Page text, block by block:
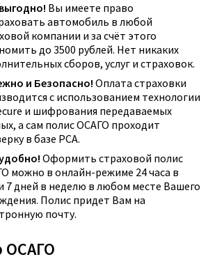
Вы имеете право
автомобиль в любой
компании и за счёт этого
до 3500 рублей. Нет никаких
сборов, услуг и страховок.
и Безопасно! Оплата страховки
с использованием технологии
и шифрования передаваемых
а сам полис ОСАГО проходит
в базе РСА.
Оформить страховой полис
можно в онлайн-режиме 24 часа в
7 дней в неделю в любом месте Вашего
Полис придет Вам на
почту.
ОСАГО